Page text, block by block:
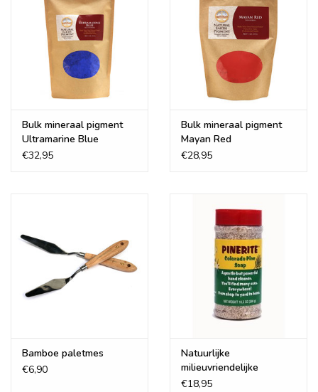
Bulk mineraal pigment
Ultramarine Blue
€32,95
Bulk mineraal pigment
Mayan Red
€28,95
Bamboe paletmes
€6,90
Natuurlijke
milieuvriendelijke
handzeep
€18,95